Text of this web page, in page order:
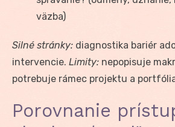
väzba)
Silné stránky: diagnostika bariér
intervencie. Limity: nepopisuje
potrebuje rámec projektu a
Porovnanie